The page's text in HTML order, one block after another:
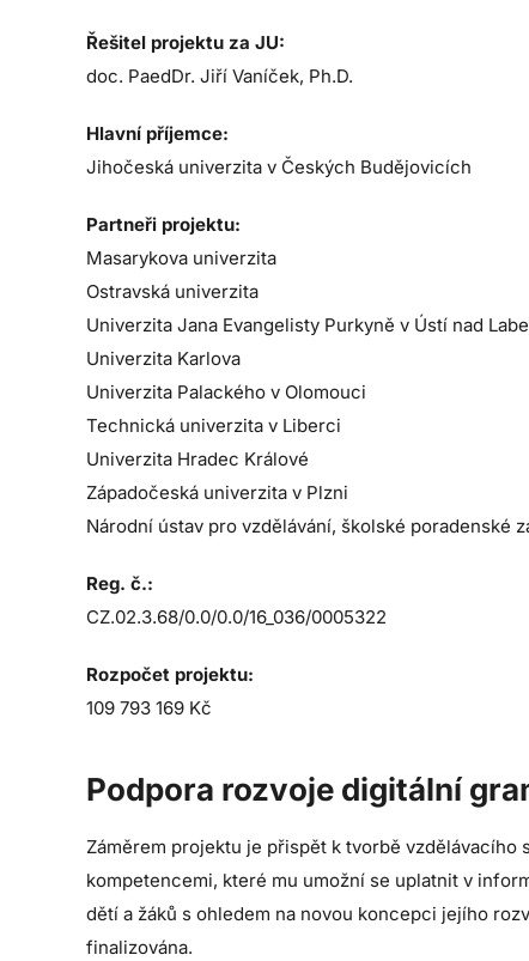
Řešitel projektu za JU:
doc. PaedDr. Jiří Vaníček, Ph.D.
Hlavní příjemce:
Jihočeská univerzita v Českých Budějovicích
Partneři projektu:
Masarykova univerzita
Ostravská univerzita
Univerzita Jana Evangelisty Purkyně v Ústí nad
Univerzita Karlova
Univerzita Palackého v Olomouci
Technická univerzita v Liberci
Univerzita Hradec Králové
Západočeská univerzita v Plzni
Národní ústav pro vzdělávání, školské poradenské
Reg. č.:
CZ.02.3.68/0.0/0.0/16_036/0005322
Rozpočet projektu:
109 793 169 Kč
Podpora rozvoje digitální
Záměrem projektu je přispět k tvorbě
kompetencemi, které mu umožní se uplatnit v
dětí a žáků s ohledem na novou koncepci jejího
finalizována.